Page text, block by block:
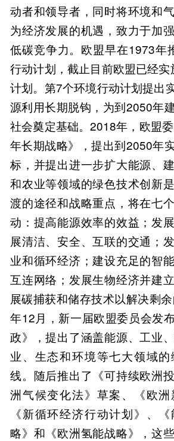
动者和领导者，同时将环境和
为经济发展的机遇，致力于加
低碳竞争力。欧盟早在1973年
行动计划，截止目前欧盟已经
计划。第7个环境行动计划提出
源利用长期脱钩，为到2050年
社会奠定基础。2018年，欧盟
年长期战略》，提出到2050年
标，并提出进一步扩大能源、
和农业等领域的绿色技术创新
渡的途径和战略重点，将在七
动：提高能源效率的效益；发
展清洁、安全、互联的交通；
业和循环经济；建设充足的智
互连网络；发展生物经济并建
展碳捕获和储存技术以解决剩
年12月，新一届欧盟委员会发
政》，提出了涵盖能源、工业
业、生态和环境等七大领域
线。随后推出了《可持续欧洲
洲气候变化法》草案、《欧洲
《新循环经济行动计划》、
略》和《欧洲氢能战略》，这